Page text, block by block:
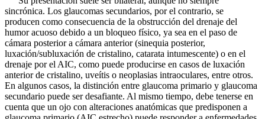
sincrónica. Los glaucomas secundarios, por el contrario, se
producen como consecuencia de la obstrucción del drenaje del
humor acuoso debido a un bloqueo físico, ya sea en el paso de
cámara posterior a cámara anterior (sinequia posterior,
luxación/subluxación de cristalino, catarata intumescente) o en el
drenaje por el AIC, como puede producirse en casos de luxación
anterior de cristalino, uveítis o neoplasias intraoculares, entre otros.
En algunos casos, la distinción entre glaucoma primario y glaucoma
secundario puede ser desafiante. Al mismo tiempo, debe tenerse en
cuenta que un ojo con alteraciones anatómicas que predisponen a